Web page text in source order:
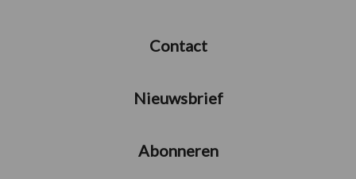
Contact
Nieuwsbrief
Abonneren